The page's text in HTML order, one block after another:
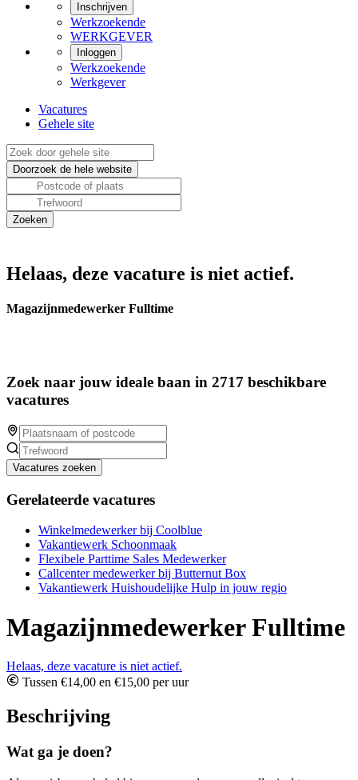
Inschrijven
Werkzoekende
WERKGEVER
Inloggen
Werkzoekende
Werkgever
Vacatures
Gehele site
Helaas, deze vacature is niet actief.
Magazijnmedewerker Fulltime
Zoek naar jouw ideale baan in 2717 beschikbare
vacatures
Vacatures zoeken
Gerelateerde vacatures
Winkelmedewerker bij Coolblue
Vakantiewerk Schoonmaak
Flexibele Parttime Sales Medewerker
Callcenter medewerker bij Butternut Box
Vakantiewerk Huishoudelijke Hulp in jouw regio
Magazijnmedewerker Fulltime
Helaas, deze vacature is niet actief.
Tussen €14,00 en €15,00 per uur
Beschrijving
Wat ga je doen?